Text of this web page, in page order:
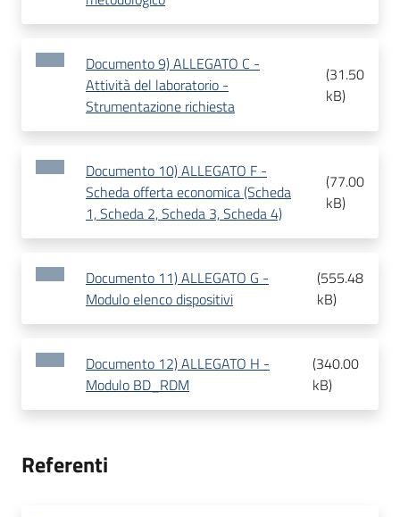
Documento 9) ALLEGATO C -
Attività del laboratorio -
Strumentazione richiesta
(31.50
kB)
Documento 10) ALLEGATO F -
Scheda offerta economica (Scheda
1, Scheda 2, Scheda 3, Scheda 4)
(77.00
kB)
Documento 11) ALLEGATO G -
Modulo elenco dispositivi
(555.48
kB)
Documento 12) ALLEGATO H -
Modulo BD_RDM
(340.00
kB)
Referenti